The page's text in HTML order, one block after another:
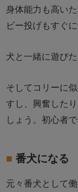
身体能力も高い
ビー投げもすぐ
犬と一緒に遊び
そしてコリーに
すし、興奮した
しょう。初心者
番犬になる
元々番犬として